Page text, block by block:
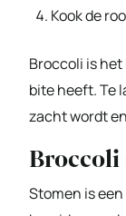
Kook de
Broccoli is
bite heeft. Te
zacht wordt
Broccoli
Stomen is